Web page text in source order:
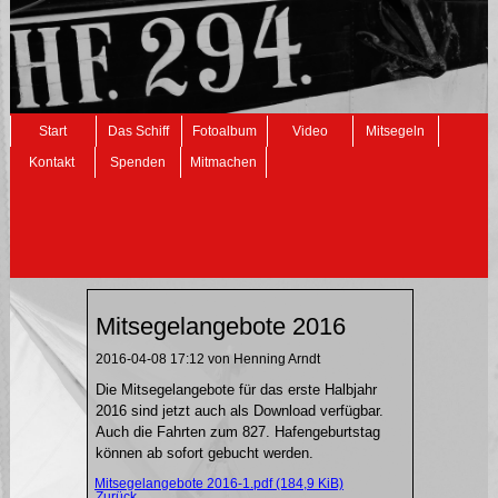
Navigation
überspringen
Start Das Schiff Fotoalbum Video
Mitsegeln
Kontakt
Spenden Mitmachen
Mitsegelangebote 2016
2016-04-08 17:12 von Henning Arndt
Die Mitsegelangebote für das erste Halbjahr
2016 sind jetzt auch als Download verfügbar.
Auch die Fahrten zum 827. Hafengeburtstag
können ab sofort gebucht werden.
Mitsegelangebote 2016-1.pdf(184,9 KiB)